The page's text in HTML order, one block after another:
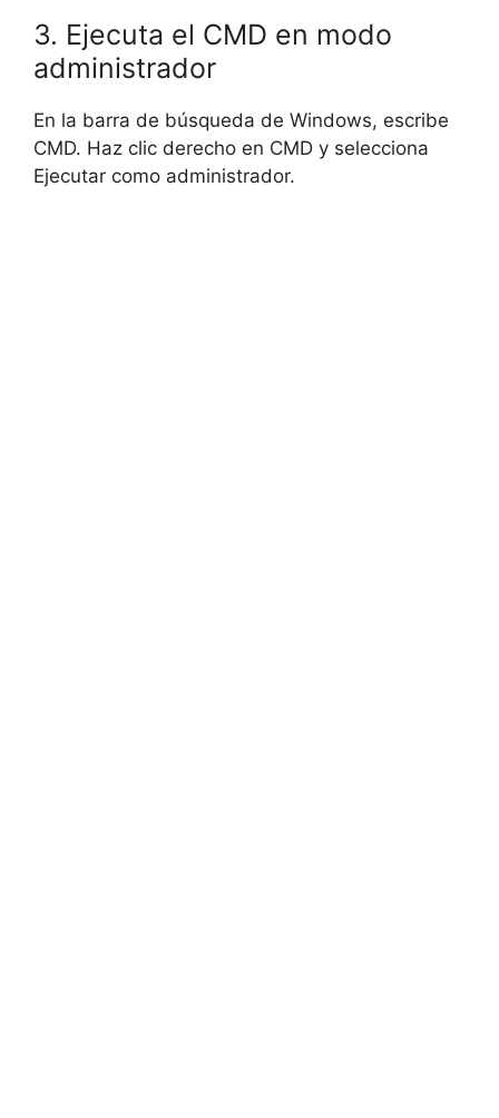
3. Ejecuta el CMD en modo
administrador
En la barra de búsqueda de Windows, escribe
CMD. Haz clic derecho en CMD y selecciona
Ejecutar como administrador.